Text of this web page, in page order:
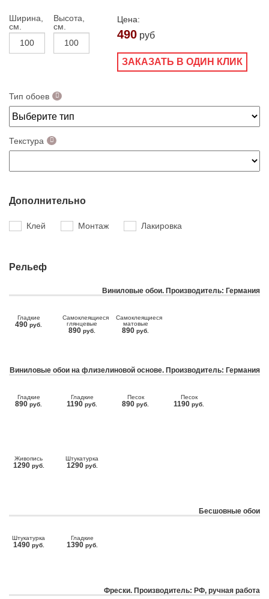
Ширина,
см.
Высота,
см.
Цена:
490 руб
ЗАКАЗАТЬ В ОДИН КЛИК
Тип обоев
Текстура
Дополнительно
Клей Монтаж Лакировка
Рельеф
Виниловые обои. Производитель: Германия
Гладкие
490 руб.
Самоклеящиеся
глянцевые
890 руб.
Самоклеящиеся
матовые
890 руб.
Виниловые обои на флизелиновой основе. Производитель: Германия
Гладкие
890 руб.
Гладкие
1190 руб.
Песок
890 руб.
Песок
1190 руб.
Живопись
1290 руб.
Штукатурка
1290 руб.
Бесшовные обои
Штукатурка
1490 руб.
Гладкие
1390 руб.
Фрески. Производитель: РФ, ручная работа